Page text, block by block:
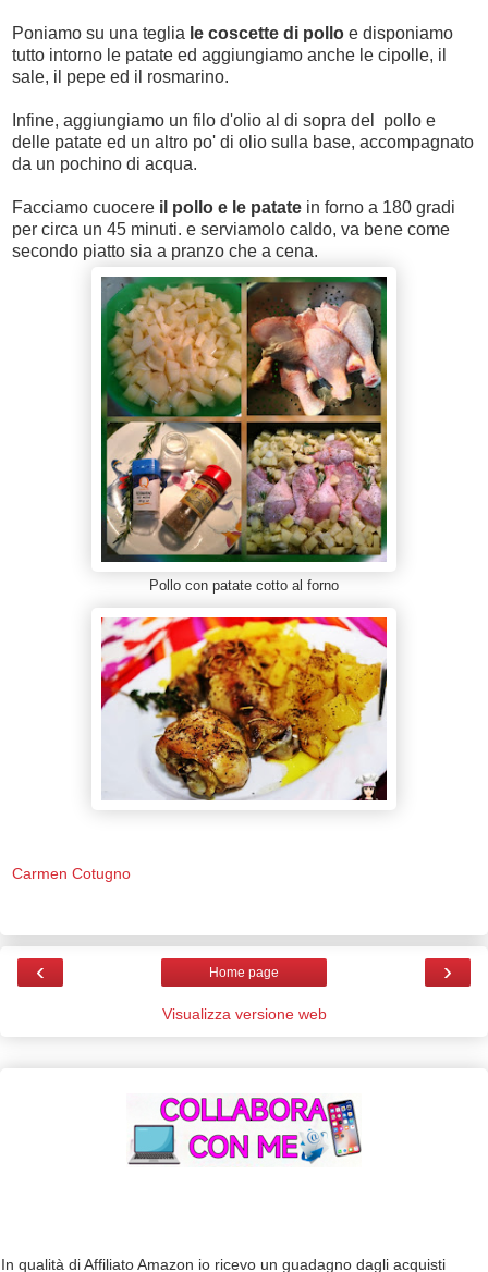
Poniamo su una teglia le coscette di pollo e disponiamo
tutto intorno le patate ed aggiungiamo anche le cipolle, il
sale, il pepe ed il rosmarino.
Infine, aggiungiamo un filo d'olio al di sopra del pollo e
delle patate ed un altro po' di olio sulla base, accompagnato
da un pochino di acqua.
Facciamo cuocere il pollo e le patate in forno a 180 gradi
per circa un 45 minuti. e serviamolo caldo, va bene come
secondo piatto sia a pranzo che a cena.
Pollo con patate cotto al forno
Carmen Cotugno
‹ ›
Home page
Visualizza versione web
In qualità di Affiliato Amazon io ricevo un guadagno dagli acquisti